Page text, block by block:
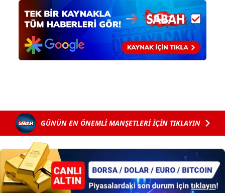
GÜNÜN EN ÖNEMLİ MANŞETLERİ İÇİN TIKLAYIN